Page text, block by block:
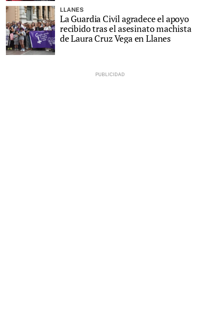
LLANES
La Guardia Civil agradece el apoyo
recibido tras el asesinato machista
de Laura Cruz Vega en Llanes